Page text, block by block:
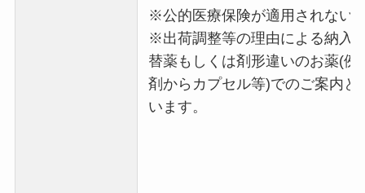
※公的医療保険が適用されない
※出荷調整等の理由による納入
替薬もしくは剤形違いのお薬(例
剤からカプセル等)でのご案内と
います。